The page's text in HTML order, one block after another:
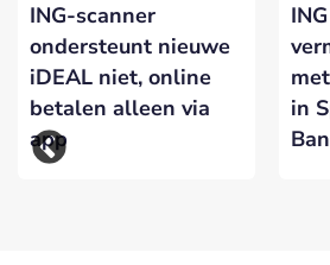
ING-scanner
ondersteunt nieuwe
iDEAL niet, online
betalen alleen via
app
in